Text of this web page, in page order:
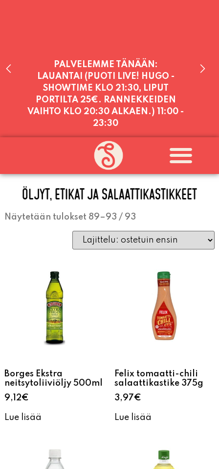
PALVELEMME TÄNÄÄN:
LAUANTAI (PUOTI LIVE! HUGO -
SHOWTIME KLO 21:30, LIPUT
PORTILTA 25€. RANNEKKEIDEN
VAIHTO KLO 20:30 ALKAEN.) 11:00 -
23:30
PALVELEMME PÄIVITTÄIN (MA-SU
KLO 11-21) SUNNUNTAIHIN 16.8.
SAAKKA JONKA JÄLKEEN OLEMME
SU) ELOKUUN LOPPUUN ASTI
LÄMPIMÄSTI TERVETULOA!
ÖLJYT, ETIKAT JA SALAATTIKASTIKKEET
Näytetään tulokset 89–93 / 93
Borges Ekstra
neitsytoliiviöljy 500ml
9,12 €
Lue lisää
Felix tomaatti-chili
salaattikastike 375g
3,97
€
Lue lisää